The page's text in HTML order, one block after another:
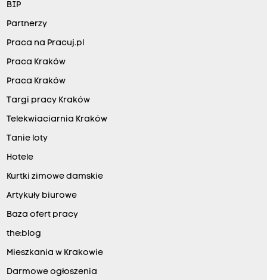
BIP
Partnerzy
Praca na Pracuj.pl
Praca Kraków
Praca Kraków
Targi pracy Kraków
Telekwiaciarnia Kraków
Tanie loty
Hotele
Kurtki zimowe damskie
Artykuły biurowe
Baza ofert pracy
the:blog
Mieszkania w Krakowie
Darmowe ogłoszenia